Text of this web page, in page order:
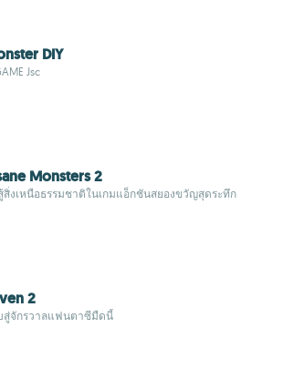
DIY
Jsc
Monsters 2
สิ่งเหนือธรรมชาติในเกมแอ็กชันสยองขวัญสุดระทึก
2
สู่จักรวาลแฟนตาซีมืดนี้